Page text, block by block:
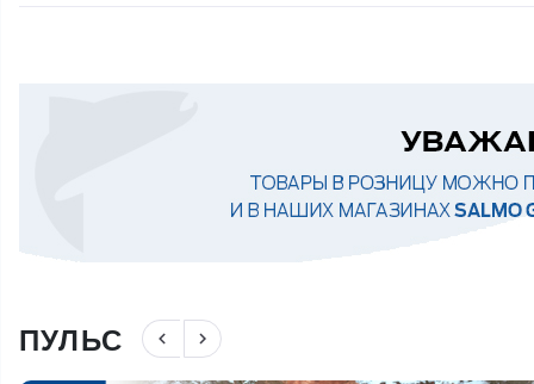
ПУЛЬС navigate_before navigate_next